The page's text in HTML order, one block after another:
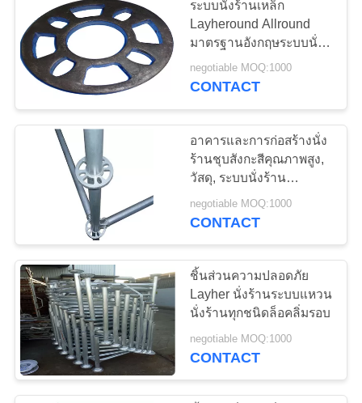
ระบบนั่งร้านเหล็ก
Layheround Allround
มาตรฐานอังกฤษระบบนั่ง
ร้านมาตรฐาน SGS
negotiable MOQ:1000
CONTACT
อาคารและการก่อสร้างนั่ง
ร้านชุบสังกะสีคุณภาพสูง,
วัสดุ, ระบบนั่งร้าน
Ringlock ของ SGS
negotiable MOQ:1000
CONTACT
ชิ้นส่วนความปลอดภัย
Layher นั่งร้านระบบแหวน
นั่งร้านทุกชนิดล็อคลิ่มรอบ
negotiable MOQ:1000
CONTACT